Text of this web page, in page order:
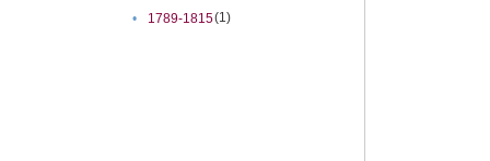
•
1789-1815(1)